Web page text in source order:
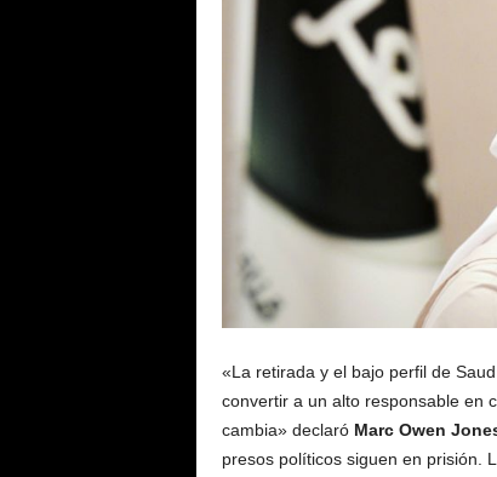
«La retirada y el bajo perfil de
convertir a un alto responsable en
cambia» declaró Marc Owen
presos políticos siguen en prisión.